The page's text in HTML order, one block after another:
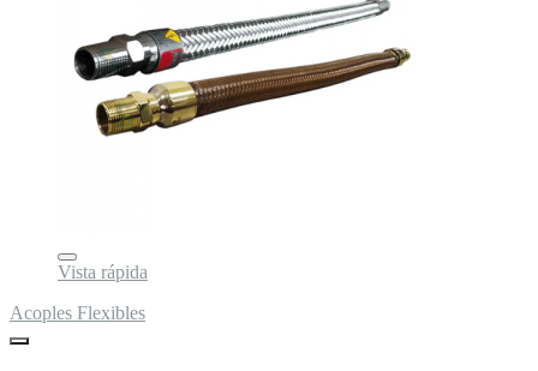
Vista rápida
Acoples Flexibles